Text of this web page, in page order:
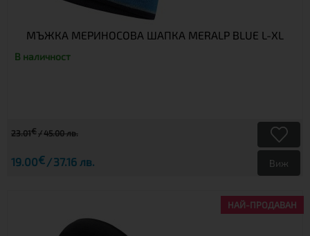
МЪЖКА МЕРИНОСОВА ШАПКА MERALP BLUE L-XL
В наличност
23.01€ 45.00 лв.
19.00€ 37.16 лв. Виж
НАЙ-ПРОДАВАН